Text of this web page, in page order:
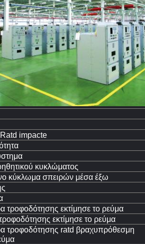
impacte
κυκλώματος
κύκλωμα σπειρών μέσα έξω
τροφοδότησης εκτίμησε το ρεύμα
εκτίμησε το ρεύμα
τροφοδότησης ratd βραχυπρόθεσμη